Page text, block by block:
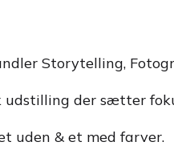
Storytelling,
udstilling der sætter
uden & et med farver.